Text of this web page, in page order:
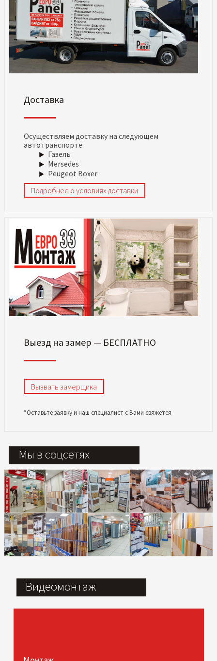
Доставка
Осуществляем доставку на следующем
автотранспорте:
Газель
Mersedes
Peugeot Boxer
Подробнее о условиях доставки
Выезд на замер — БЕСПЛАТНО
Вызвать замерщика
*Оставьте заявку и наш специалист с Вами свяжется
Мы в соцсетях
Видеомонтаж